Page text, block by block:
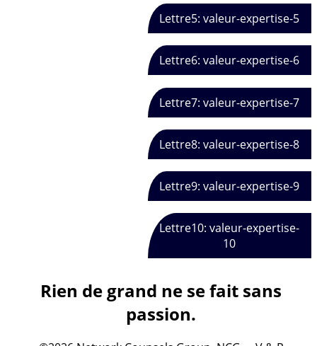
Lettre5: valeur-expertise-5
Lettre6: valeur-expertise-6
Lettre7: valeur-expertise-7
Lettre8: valeur-expertise-8
Lettre9: valeur-expertise-9
Lettre10: valeur-expertise-
10
Rien de grand ne se fait sans
passion.